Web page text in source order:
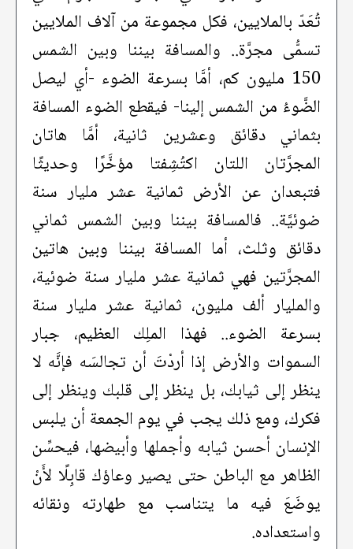
تُعَدّ بالملايين، فكل مجموعة من آلاف الملايين
تسمُّى مجرَّة.. والمسافة بيننا وبين الشمس
150 مليون كم، أمَّا بسرعة الضوء -أي ليصل
الضَّوءُ من الشمس إلينا- فيقطع الضوء المسافة
بثماني دقائق وعشرين ثانية، أمَّا هاتان
المجرَّتان اللتان اكتُشِفتا مؤخَّرًا وحديثًا
فتبعدان عن الأرض ثمانية عشر مليار سنة
ضوئيَّة.. فالمسافة بيننا وبين الشمس ثماني
دقائق وثلث، أما المسافة بيننا وبين هاتين
المجرَّتين فهي ثمانية عشر مليار سنة ضوئية،
والمليار ألف مليون، ثمانية عشر مليار سنة
بسرعة الضوء.. فهذا الملِك العظيم، جبار
السموات والأرض إذا أردْتَ أن تجالسَه فإنَّه لا
ينظر إلى ثيابك، بل ينظر إلى قلبك وينظر إلى
فكرك، ومع ذلك يجب في يوم الجمعة أن يلبس
الإنسان أحسن ثيابه وأجملها وأبيضها، فيحسِّن
الظاهر مع الباطن حتى يصير وعاؤك قابِلًا لأَنْ
يوضَعَ فيه ما يتناسب مع طهارته ونقائه
واستعداده.